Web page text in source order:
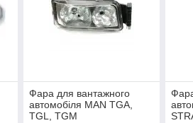
Фара для вантажного
автомобіля MAN TGA,
TGL, TGM